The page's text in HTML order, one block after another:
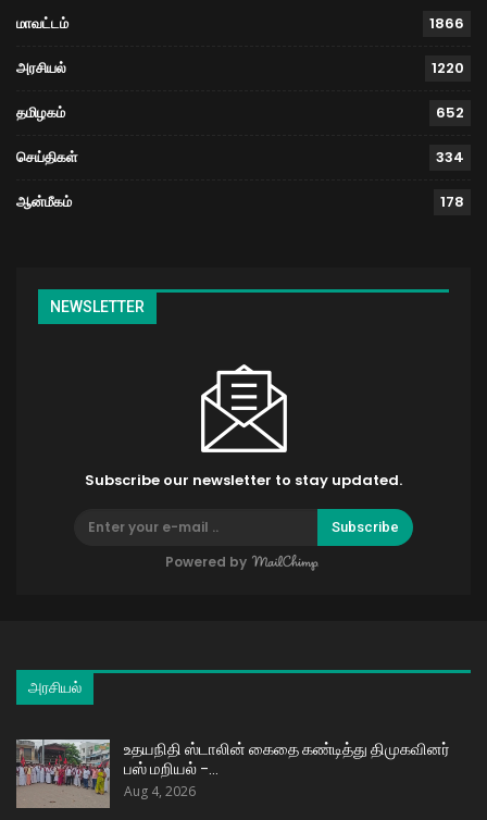
மாவட்டம் 1866
அரசியல் 1220
தமிழகம் 652
செய்திகள் 334
ஆன்மீகம் 178
NEWSLETTER
Subscribe our newsletter to stay updated.
Subscribe
Powered by
அரசியல்
உதயநிதி ஸ்டாலின் கைதை கண்டித்து திமுகவினர்
பஸ் மறியல் –…
Aug 4, 2026